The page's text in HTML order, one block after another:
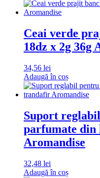
Ceai verde
18dz x 2g 36g
34,56 lei
Adaugă în coș
Suport
parfumate
Aromandise
32,48 lei
Adaugă în coș